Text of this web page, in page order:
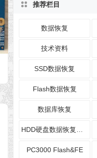
推荐栏目
数据恢复
技术资料
SSD数据恢复
Flash数据恢复
数据库恢复
PC3000 Flash&FE